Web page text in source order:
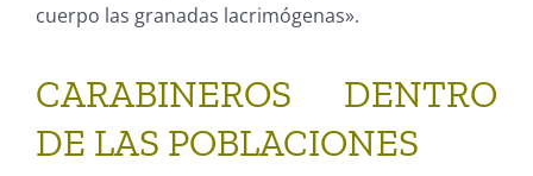
cuerpo las granadas lacrimógenas».
CARABINEROS DENTRO
DE LAS POBLACIONES